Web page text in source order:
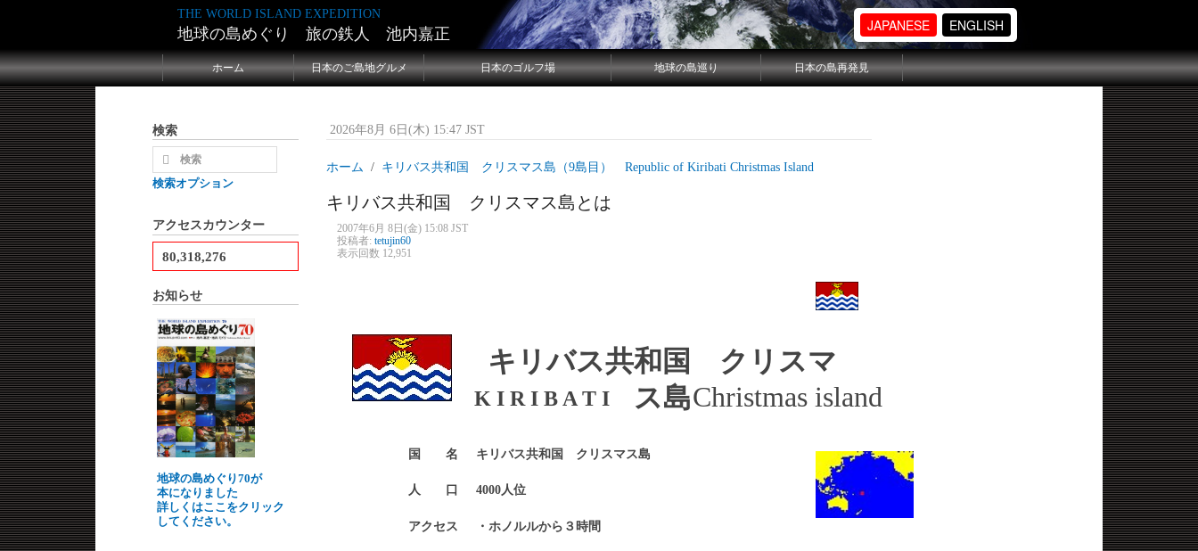
THE WORLD ISLAND EXPEDITION
地球の島めぐり 旅の鉄人 池内嘉正 JAPANESE ENGLISH
ホーム 日本のご島地グルメ 日本のゴルフ場 地球の島巡り 日本の島再発見
2026年8月 6日(木) 15:47 JST
ホーム キリバス共和国 クリスマス島（9島目） Republic of Kiribati Christmas Island
キリバス共和国 クリスマス島とは
2007年6月 8日(金) 15:08 JST
投稿者: tetujin60
表示回数 12,951
Christmas island
K I R I B A T I
国 名 キリバス共和国 クリスマス島
人 口 4000人位
アクセス ・ホノルルから３時間
キリバス共和国 クリスマ
ス島
検索
検索オプション
アクセスカウンター
80,318,276
お知らせ
地球の島めぐり70が
本になりました
詳しくはここをクリック
してください。